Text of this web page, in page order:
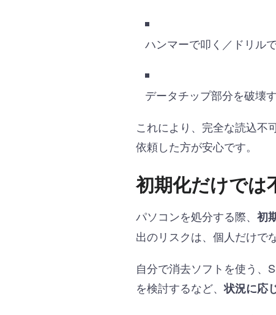
ハンマーで叩く／ドリル
データチップ部分を破壊
これにより、完全な読込不
依頼した方が安心です。
初期化だけでは
パソコンを処分する際、 初
出のリスクは、個人だけで
自分で消去ソフトを使う、
を検討するなど、状況に応